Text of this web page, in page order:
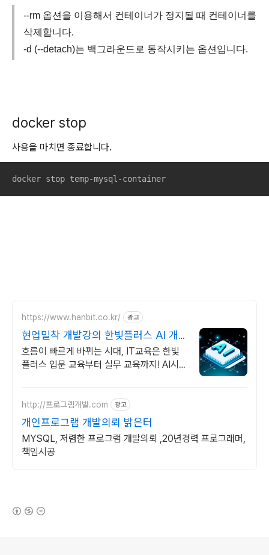
--rm 옵션을 이용해서 컨테이너가 정지될 때 컨테이너를
삭제합니다.
-d (--detach)는 백그라운드로 동작시키는 옵션입니다.
docker stop
사용을 마치면 종료합니다.
docker stop temp-mysql-container
https://www.hanbit.co.kr/ 광고
현업밀착 개발강의 한빛플러스 AI 개
발자 필수 코스
흐름이 빠르게 바뀌는 시대, IT교육은 한빛
플러스 입문 교육부터 실무 교육까지! AI시대
http://프로그램개발.com 광고
개인프로그램 개발의뢰 밝은터
MYSQL, 저렴한 프로그램 개발의뢰 ,20년경력 프로그래머,
책임시공